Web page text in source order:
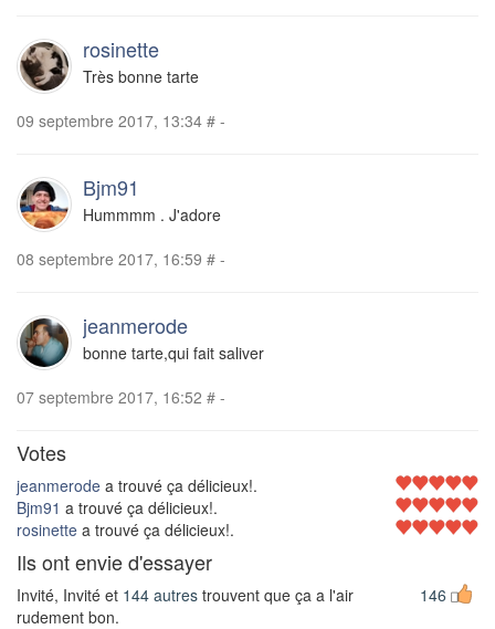
rosinette
Très bonne tarte
09 septembre 2017, 13:34 # -
Bjm91
Hummmm . J'adore
08 septembre 2017, 16:59 # -
jeanmerode
bonne tarte,qui fait saliver
07 septembre 2017, 16:52 # -
Votes
jeanmerode a trouvé ça délicieux!.
Bjm91 a trouvé ça délicieux!.
rosinette a trouvé ça délicieux!.
Ils ont envie d'essayer
146
Invité, Invité et 144 autres trouvent que ça a l'air
rudement bon.